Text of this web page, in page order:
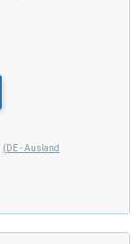
(DE - Ausland